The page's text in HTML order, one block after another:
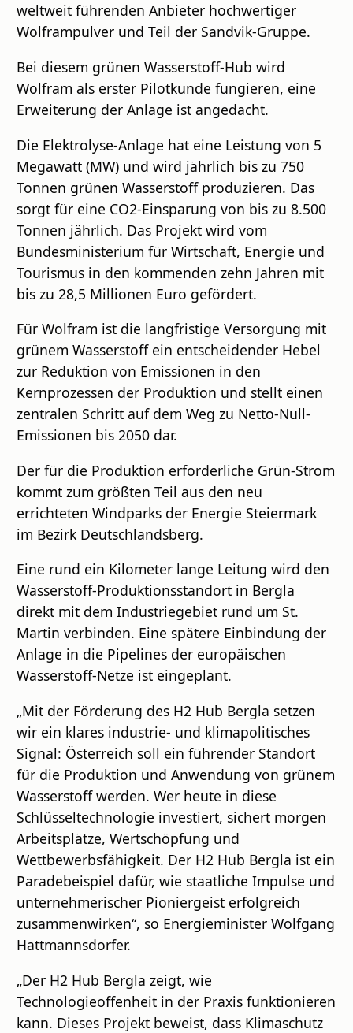
weltweit führenden Anbieter hochwertiger
Wolframpulver und Teil der Sandvik-Gruppe.
Bei diesem grünen Wasserstoff-Hub wird
Wolfram als erster Pilotkunde fungieren, eine
Erweiterung der Anlage ist angedacht.
Die Elektrolyse-Anlage hat eine Leistung von 5
Megawatt (MW) und wird jährlich bis zu 750
Tonnen grünen Wasserstoff produzieren. Das
sorgt für eine CO2-Einsparung von bis zu 8.500
Tonnen jährlich. Das Projekt wird vom
Bundesministerium für Wirtschaft, Energie und
Tourismus in den kommenden zehn Jahren mit
bis zu 28,5 Millionen Euro gefördert.
Für Wolfram ist die langfristige Versorgung mit
grünem Wasserstoff ein entscheidender Hebel
zur Reduktion von Emissionen in den
Kernprozessen der Produktion und stellt einen
zentralen Schritt auf dem Weg zu Netto-Null-
Emissionen bis 2050 dar.
Der für die Produktion erforderliche Grün-Strom
kommt zum größten Teil aus den neu
errichteten Windparks der Energie Steiermark
im Bezirk Deutschlandsberg.
Eine rund ein Kilometer lange Leitung wird den
Wasserstoff-Produktionsstandort in Bergla
direkt mit dem Industriegebiet rund um St.
Martin verbinden. Eine spätere Einbindung der
Anlage in die Pipelines der europäischen
Wasserstoff-Netze ist eingeplant.
„Mit der Förderung des H2 Hub Bergla setzen
wir ein klares industrie- und klimapolitisches
Signal: Österreich soll ein führender Standort
für die Produktion und Anwendung von grünem
Wasserstoff werden. Wer heute in diese
Schlüsseltechnologie investiert, sichert morgen
Arbeitsplätze, Wertschöpfung und
Wettbewerbsfähigkeit. Der H2 Hub Bergla ist ein
Paradebeispiel dafür, wie staatliche Impulse und
unternehmerischer Pioniergeist erfolgreich
zusammenwirken“, so Energieminister Wolfgang
Hattmannsdorfer.
„Der H2 Hub Bergla zeigt, wie
Technologieoffenheit in der Praxis funktionieren
kann. Dieses Projekt beweist, dass Klimaschutz